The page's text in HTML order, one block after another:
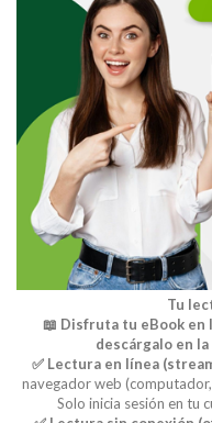
Tu
📖 Disfruta tu eBook en
descárgalo en
✅ Lectura en línea
navegador web
Solo inicia sesión en tu